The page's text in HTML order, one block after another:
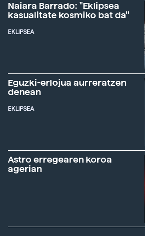
Naiara Barrado: "Eklipsea
kasualitate kosmiko bat da"
EKLIPSEA
Eguzki-erlojua aurreratzen
denean
EKLIPSEA
Astro erregearen koroa
agerian